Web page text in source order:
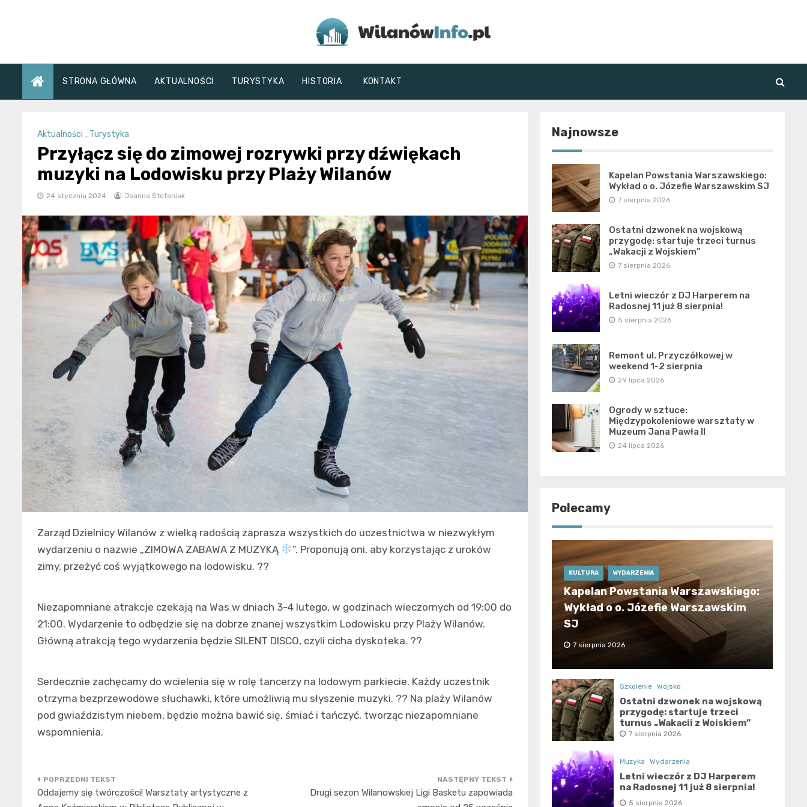
WilanówInfo.pl
STRONA GŁÓWNA AKTUALNOŚCI TURYSTYKA HISTORIA KONTAKT
Aktualności , Turystyka
Przyłącz się do zimowej rozrywki przy dźwiękach
muzyki na Lodowisku przy Plaży Wilanów
24 stycznia 2024 Joanna Stefaniak
Zarząd Dzielnicy Wilanów z wielką radością zaprasza wszystkich do uczestnictwa w niezwykłym
wydarzeniu o nazwie „ZIMOWA ZABAWA Z MUZYKĄ
”. Proponują oni, aby korzystając z uroków
zimy, przeżyć coś wyjątkowego na lodowisku. ??
Niezapomniane atrakcje czekają na Was w dniach 3-4 lutego, w godzinach wieczornych od 19:00 do
21:00. Wydarzenie to odbędzie się na dobrze znanej wszystkim Lodowisku przy Plaży Wilanów.
Główną atrakcją tego wydarzenia będzie SILENT DISCO, czyli cicha dyskoteka. ??
Serdecznie zachęcamy do wcielenia się w rolę tancerzy na lodowym parkiecie. Każdy uczestnik
otrzyma bezprzewodowe słuchawki, które umożliwią mu słyszenie muzyki. ?? Na plaży Wilanów
pod gwiaździstym niebem, będzie można bawić się, śmiać i tańczyć, tworząc niezapomniane
wspomnienia.
Nawigacja
Oddajemy się twórczości! Warsztaty artystyczne z
Drugi sezon Wilanowskiej Ligi Basketu zapowiada
Najnowsze
Kapelan Powstania Warszawskiego:
Wykład o o. Józefie Warszawskim SJ
7 sierpnia 2026
Ostatni dzwonek na wojskową
przygodę: startuje trzeci turnus
„Wakacji z Wojskiem”
7 sierpnia 2026
Letni wieczór z DJ Harperem na
Radosnej 11 już 8 sierpnia!
5 sierpnia 2026
Remont ul. Przyczółkowej w
weekend 1-2 sierpnia
29 lipca 2026
Ogrody w sztuce:
Międzypokoleniowe warsztaty w
Muzeum Jana Pawła II
24 lipca 2026
Polecamy
KULTURA WYDARZENIA
Kapelan Powstania Warszawskiego:
Wykład o o. Józefie Warszawskim
SJ
7 sierpnia 2026
Szkolenie Wojsko
Ostatni dzwonek na wojskową
przygodę: startuje trzeci
turnus „Wakacji z Wojskiem”
7 sierpnia 2026
Muzyka Wydarzenia
Letni wieczór z DJ Harperem
na Radosnej 11 już 8 sierpnia!
5 sierpnia 2026